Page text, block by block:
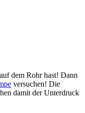
dem Rohr hast! Dann
versuchen! Die
damit der Unterdruck